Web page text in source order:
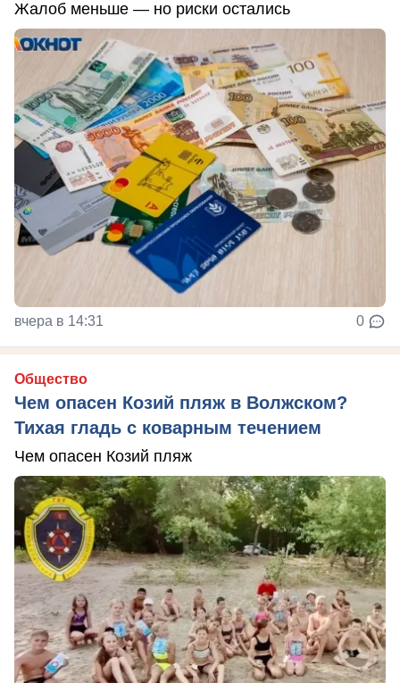
Жалоб меньше — но риски остались
вчера в 14:31 0
Общество
Чем опасен Козий пляж в Волжском?
Тихая гладь с коварным течением
Чем опасен Козий пляж